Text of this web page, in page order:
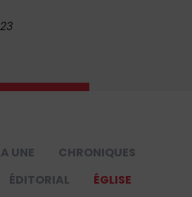
UNE
CHRONIQUES
ÉDITORIAL
ÉGLISE